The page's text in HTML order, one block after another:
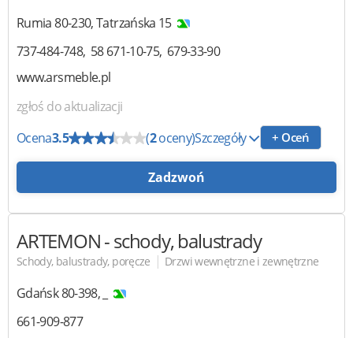
Rumia80-230,Tatrzańska 15
737-484-748 58 671-10-75 679-33-90
www.arsmeble.pl
zgłoś do aktualizacji
Ocena3.5 (2oceny)Szczegóły + Oceń
Zadzwoń
ARTEMON- schody, balustrady
Schody, balustrady, poręcze | Drzwi wewnętrzne i zewnętrzne
Gdańsk80-398,
661-909-877